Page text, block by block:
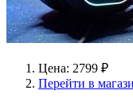
Цена: 2799 ₽
Перейти в